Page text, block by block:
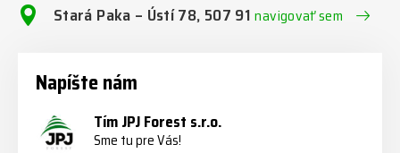
Stará Paka – Ústí 78, 507 91navigovať sem
Napíšte nám
Tím JPJ Forest s.r.o.
Sme tu pre Vás!